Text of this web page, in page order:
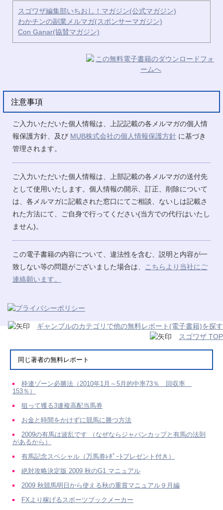
スゴワザ編集部いちおし！マガジン(公式マガジン)
わかチンの副業メルマガ(スポンサーマガジン)
Con Ganar(協賛マガジン)
注意事項
ご入力いただいた個人情報は、上記記載の各メルマガの個人情
報保護方針、及び MUB株式会社の個人情報保護方針 に基づき
管理されます。
ご入力いただいた個人情報は、上部記載の各メルマガの送付先
として使用いたします。個人情報の開示、訂正、削除について
は、各メルマガに記載された窓口にてご相談、ないしは記載さ
れた方法にて、ご自身で行ってください(当方での代行はいたし
ません)。
この電子書籍の内容について、違法性を含む、説明と内容が一
致しない等の問題がございました場合は、
こちらより当社にご
連絡願います。
ギャンブルのカテゴリで他の無料レポート(電子書籍)を探す
スゴワザ TOP
同じ著者の無料レポート
枠連ゾーン必勝法（2010年1月～5月的中率73％ 回収率
153％）
狙って獲る3連複高配当馬券
お金と時間をかけずに競馬に勝つ方法
2009の有馬は波乱です （なぜならジャパンカップと有馬の法則
があるから）
有馬記念スペシャル（万馬券ﾚﾎﾟｰﾄプレゼント付き）
絶対攻略決定版 2009 秋のG1 マニュアル
2009 秋競馬明日から使える秋の重賞マニュアル９月編
FXより稼げるスポーツブックメーカー